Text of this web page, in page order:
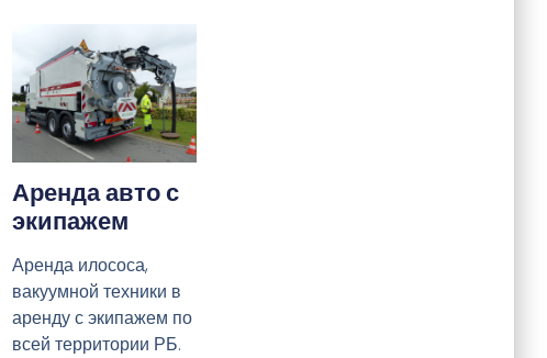
Аренда авто с
экипажем
Аренда илососа,
вакуумной техники в
аренду с экипажем по
всей территории РБ.